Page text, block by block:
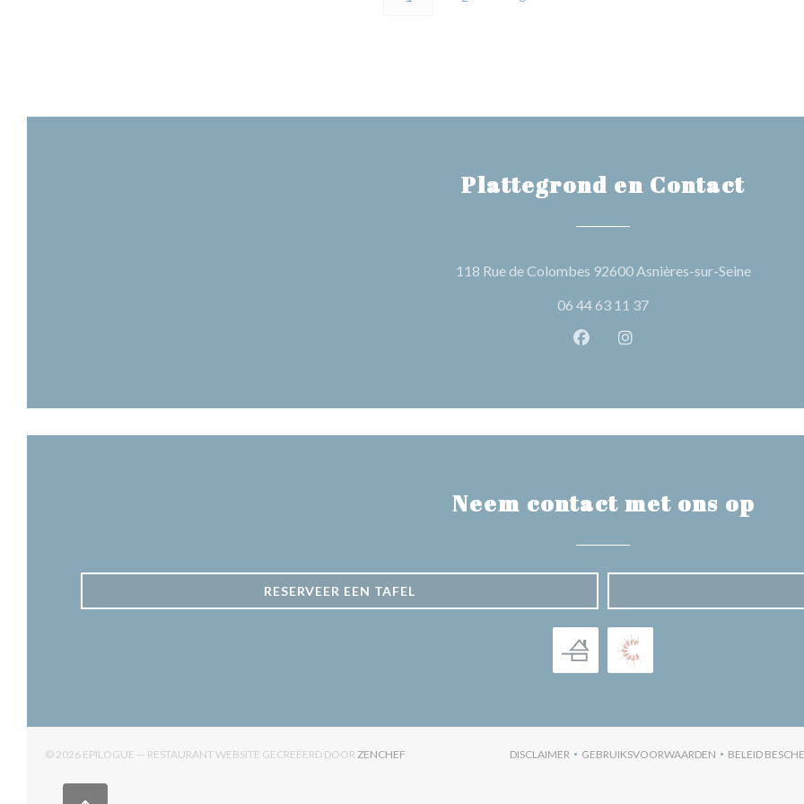
Plattegrond en Contact
118 Rue de Colombes 92600 Asnières-sur-Seine((opent
06 44 63 11 37
Facebook ((opent in een nieuw
Instagram ((opent in een
Neem contact met ons op
RESERVEER EEN TAFEL
© 2026 EPILOGUE — RESTAURANT WEBSITE GECREËERD DOOR ZENCHEF ((OPENT IN EEN NIEUW VENSTER))
DISCLAIMER
((OPENT IN EEN NIEUW VENSTER))
GEBRUIKSVOORWAARDEN
((OPENT IN EEN NIEUW
BELEID